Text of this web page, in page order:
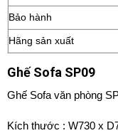
Bảo hành
Hãng sản xuất
Ghế Sofa SP09
Ghế Sofa văn phòng
Kích thước : W730 x